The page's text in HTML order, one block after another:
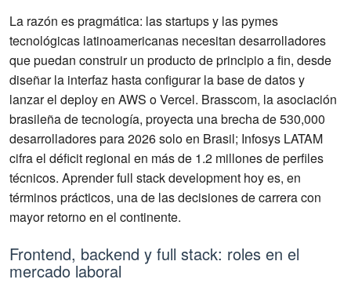
La razón es pragmática: las startups y las pymes
tecnológicas latinoamericanas necesitan desarrolladores
que puedan construir un producto de principio a fin, desde
diseñar la interfaz hasta configurar la base de datos y
lanzar el deploy en AWS o Vercel. Brasscom, la asociación
brasileña de tecnología, proyecta una brecha de 530,000
desarrolladores para 2026 solo en Brasil; Infosys LATAM
cifra el déficit regional en más de 1.2 millones de perfiles
técnicos. Aprender full stack development hoy es, en
términos prácticos, una de las decisiones de carrera con
mayor retorno en el continente.
Frontend, backend y full stack: roles en el
mercado laboral